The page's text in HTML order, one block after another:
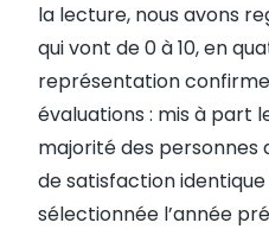
la lecture, nous avons
qui vont de 0 à 10, en
représentation
évaluations : mis à part
majorité des
de satisfaction identique
sélectionnée l’année